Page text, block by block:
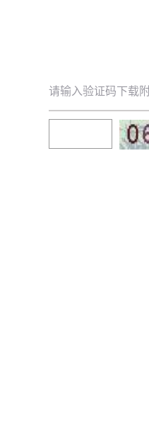
请输入验证码下载